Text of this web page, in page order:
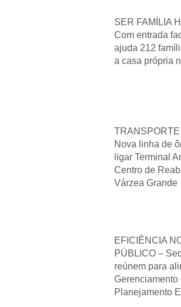
SER FAMÍLIA
Com entrada
ajuda 212
a casa própria
Nova linha de
ligar Terminal
Centro de
Várzea Grande
EFICIÊNCIA
PÚBLICO –
reúnem para
Gerenciamento
Planejamento